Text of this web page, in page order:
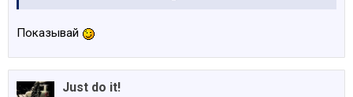
Показывай
Just do it!